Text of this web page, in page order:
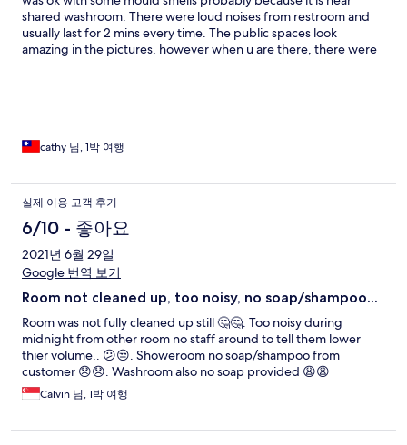
shared washroom. There were loud noises from restroom and
usually last for 2 mins every time. The public spaces look
amazing in the pictures, however when u are there, there were
cathy 님, 1박 여행
실제 이용 고객 후기
6/10 - 좋아요
2021년 6월 29일
Google 번역 보기
Room not cleaned up, too noisy, no soap/shampoo...
Room was not fully cleaned up still 🤔🤔. Too noisy during
midnight from other room no staff around to tell them lower
thier volume.. 😕😒. Showeroom no soap/shampoo from
customer 😞😞. Washroom also no soap provided 😩😩
Calvin 님, 1박 여행